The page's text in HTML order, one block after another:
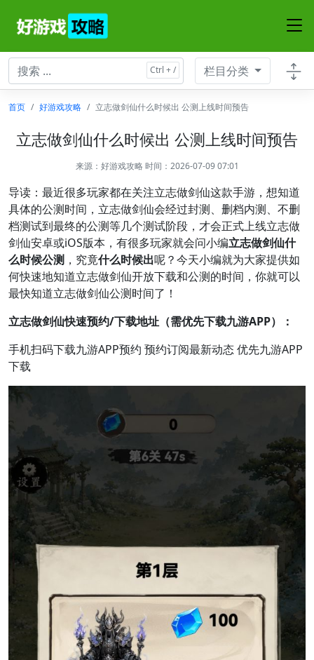
栏目分类
首页 好游戏攻略 立志做剑仙什么时候出 公测上线时间预告
立志做剑仙什么时候出 公测上线时间预告
来源： 好游戏攻略时间：2026-07-09 07:01
导读：最近很多玩家都在关注立志做剑仙这款手游，想知道
具体的公测时间，立志做剑仙会经过封测、删档内测、不删
档测试到最终的公测等几个测试阶段，才会正式上线立志做
剑仙安卓或iOS版本，有很多玩家就会问小编立志做剑仙什
么时候公测 ，究竟什么时候出呢？今天小编就为大家提供如
何快速地知道立志做剑仙开放下载和公测的时间，你就可以
最快知道立志做剑仙公测时间了！
立志做剑仙快速预约/下载地址（需优先下载九游APP）：
手机扫码下载九游APP预约 预约订阅最新动态 优先九游APP
下载